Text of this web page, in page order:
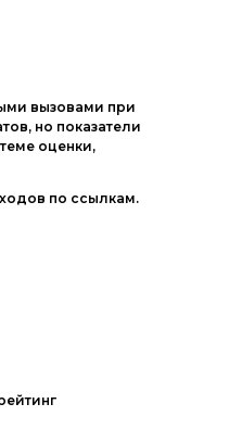
вызовами при
но показатели
оценки,
по ссылкам.